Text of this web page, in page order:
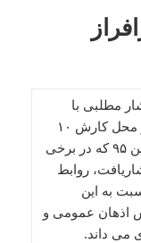
مطلبی با
عنوان «عدم حضور رئیس صدا و سیما در محل كارش ۱۰
روزه شد» در صبح سه شنبه سوم فروردین ۹۵ كه در برخی
روابط
به این
اذهان عمومی و
می داند.